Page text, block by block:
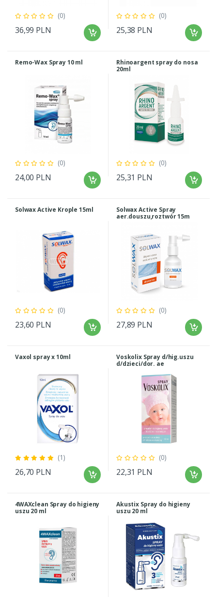
(0)
36,99 PLN
(0)
25,38 PLN
Remo-Wax Spray 10 ml
(0)
24,00 PLN
Rhinoargent spray do nosa
20ml
(0)
25,31 PLN
Solwax Active Krople 15ml
(0)
23,60 PLN
Solwax Active Spray
aer.douszu,roztwór 15m
(0)
27,89 PLN
Vaxol spray x 10ml
(1)
26,70 PLN
Voskolix Spray d/hig.uszu
d/dzieci/dor. ae
(0)
22,31 PLN
4WAXclean Spray do higieny
uszu 20 ml
Akustix Spray do higieny
uszu 20 ml